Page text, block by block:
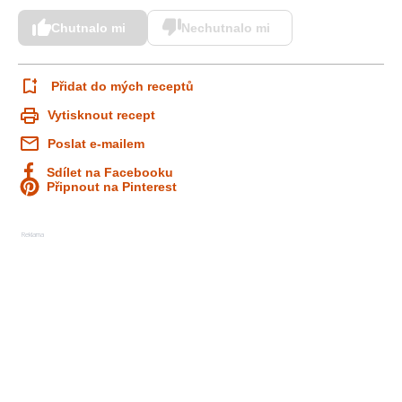
Chutnalo mi Nechutnalo mi
Přidat do mých receptů
Vytisknout recept
Poslat e-mailem
Sdílet na Facebooku
Připnout na Pinterest
Reklama